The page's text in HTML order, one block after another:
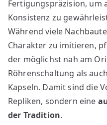
Fertigungspräzision, um
Konsistenz zu
Während viele
Charakter zu imitieren,
der möglichst nah am
Röhrenschaltung als
Kapseln. Damit sind die
Repliken, sondern eine
der Tradition.